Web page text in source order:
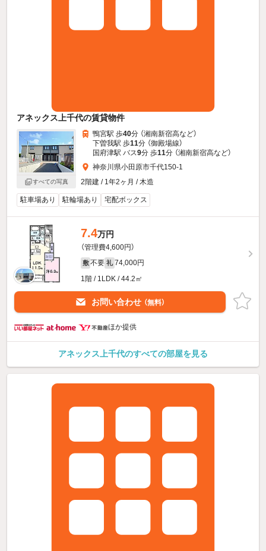
アネックス上千代の賃貸物件
すべての写真
鴨宮駅 歩40分 （湘南新宿高など）
下曽我駅 歩11分 （御殿場線）
国府津駅 バス9分 歩11分 （湘南新宿高など）
神奈川県小田原市千代150-1
2階建 / 1年2ヶ月 / 木造
駐車場あり 駐輪場あり 宅配ボックス
7.4万円
（管理費4,600円）
敷 不要 礼 74,000円
1階 / 1LDK / 44.2㎡
お問い合わせ （無料）
ほか提供
アネックス上千代のすべての部屋を見る